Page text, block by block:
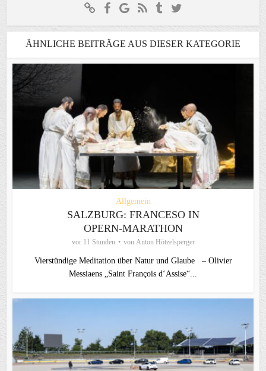
ÄHNLICHE BEITRÄGE AUS DIESER KATEGORIE
Allgemein
SALZBURG: FRANCESO IN
OPERN-MARATHON
vor 11 Stunden von Anton Hötzelsperger
Vierstündige Meditation über Natur und Glaube – Olivier
Messiaens „Saint François d‘Assise“...